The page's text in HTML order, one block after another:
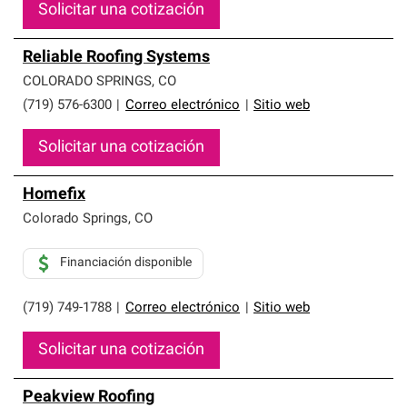
Solicitar una cotización
Reliable Roofing Systems
COLORADO SPRINGS, CO
(719) 576-6300
Correo electrónico Sitio web
Solicitar una cotización
Homefix
Colorado Springs, CO
(719) 749-1788 Correo electrónico Sitio web
Financiación disponible
Solicitar una cotización
Peakview Roofing